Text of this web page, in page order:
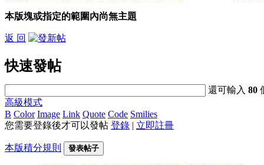
本版塊或指定的範圍內尚無主題
返 回
快速發帖
還可輸入80
高級模式
B Color Image Link Quote Code Smilies
您需要登錄後才可以發帖 登錄 | 立即註冊
本版積分規則 發表帖子